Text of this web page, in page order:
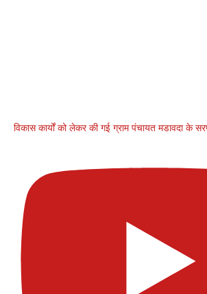
विकास कार्यों को लेकर की गई ग्राम पंचायत मडावदा के